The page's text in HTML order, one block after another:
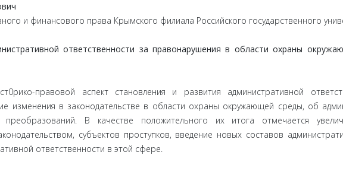
и финансового права Крымского филиала Российского государственного
oтвeтствeннoсти зa прaвoнарушeния в области охраны
правовой аспект становления и развития административной
изменения в законодательстве в области охраны окружающей среды, об
преобразований. В качестве положительного их итога отмечается
субъектов проступков, введение новых составов
ответственности в этой сфере.